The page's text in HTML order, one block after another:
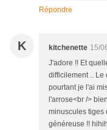
Répondre
K kitchenette 15/
J'adore !! Et
difficilement ..
pourtant je l'ai
l'arrose<br />
minuscules tiges
généreuse !!